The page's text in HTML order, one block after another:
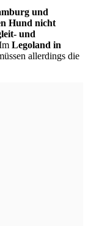
und
Hund nicht
und
Legoland in
allerdings die